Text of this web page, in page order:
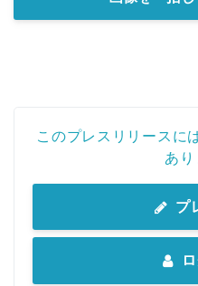
このプレスリリースに
あり
プ